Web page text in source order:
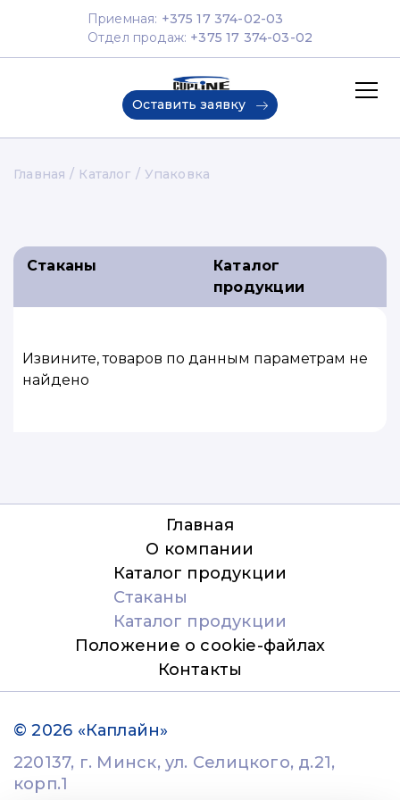
Приемная: +375 17 374-02-03
Отдел продаж: +375 17 374-03-02
Главная
О компании
Каталог продукции
Оставить заявку
Главная Каталог Упаковка
Стаканы
Каталог
продукции
Извините, товаров по данным параметрам не
найдено
Главная
О компании
Каталог продукции
Стаканы
Каталог продукции
Положение о cookie-файлах
Контакты
© 2026 «Каплайн»
220137, г. Минск, ул. Селицкого, д.21,
корп.1